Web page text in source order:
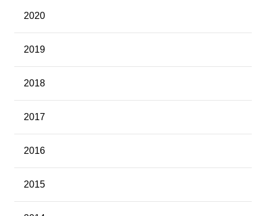
2020
2019
2018
2017
2016
2015